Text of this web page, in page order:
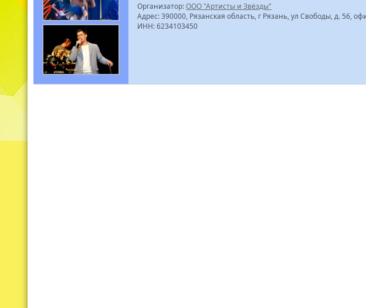
Организатор:ООО "Артисты и Звёзды"
Адрес: 390000, Рязанская область, г Рязань, ул Свободы, д. 56,
ИНН: 6234103450